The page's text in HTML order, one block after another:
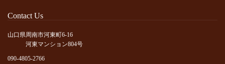
Contact Us
山口県周南市河東町6-16
河東マンション804号
090-4805-2766